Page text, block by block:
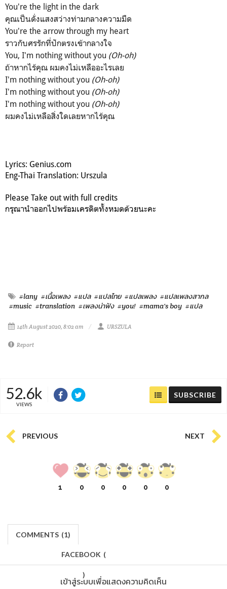
You're the light in the dark
คุณเป็นดั่งแสงสว่างท่ามกลางความมืด
You're the arrow through my heart
ราวกับศรรักที่ปักตรงเข้ากลางใจ
You, I'm nothing without you (Oh-oh)
ถ้าหากไร้คุณ ผมคงไม่เหลืออะไรเลย
I'm nothing without you (Oh-oh)
I'm nothing without you (Oh-oh)
I'm nothing without you (Oh-oh)
ผมคงไม่เหลือสิ่งใดเลยหากไร้คุณ
Lyrics: Genius.com
Eng-Thai Translation: Urszula
Please Take out with full credits
กรุณานำออกไปพร้อมเครดิตทั้งหมดด้วยนะคะ
#lany #เนื้อเพลง #แปล #แปลไทย #แปลเพลง #แปลเพลงสากล
#music #translation #เพลงน่าฟัง #you! #mama's boy #แปล
14th August 2020, 8:02 am URSZULA
Report
52.6k
VIEWS
SUBSCRIBE
PREVIOUS NEXT
1 0 0 0 0 0
COMMENTS (1)
FACEBOOK (
)
เข้าสู่ระบบเพื่อแสดงความคิดเห็น